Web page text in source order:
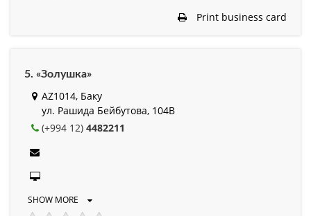
Print business card
5. «Золушка»
AZ1014, Баку
ул. Рашида Бейбутова, 104B
(+994 12) 4482211
SHOW MORE